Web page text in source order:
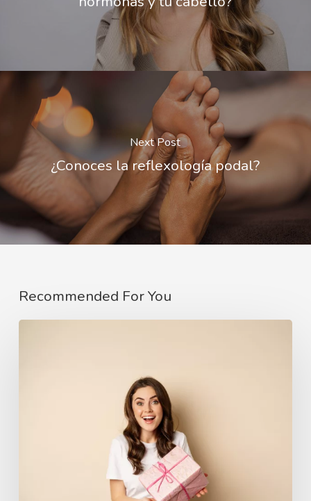
Next Post
¿Conoces la reflexología podal?
Recommended For You